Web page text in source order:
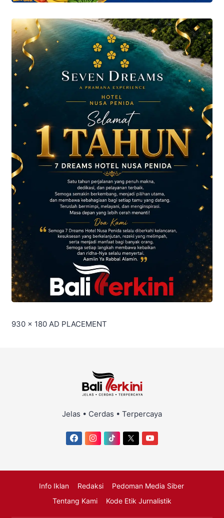
930 x 180 AD PLACEMENT
Jelas • Cerdas • Terpercaya
Info Iklan Redaksi
Pedoman Media Siber
Tentang Kami
Kode Etik Jurnalistik